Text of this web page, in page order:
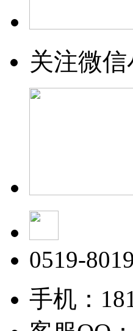
关注微
0519-
手机：